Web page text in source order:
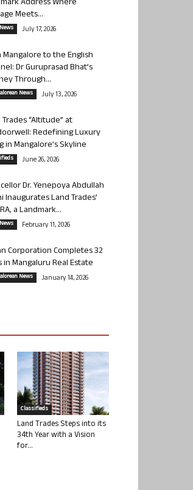
Meets...
July 17, 2026
Mangalore to the English
Dr Guruprasad Bhat’s
Through...
News July 13, 2026
“Altitude” at
Redefining Luxury
in Mangalore’s Skyline
June 26, 2026
Dr. Yenepoya Abdullah
Inaugurates Land Trades’
a Landmark...
February 11, 2026
Corporation Completes 32
in Mangaluru Real Estate
News January 14, 2026
Classifieds
Land Trades Steps into its
34th Year with a Vision
for...